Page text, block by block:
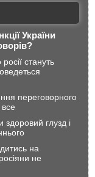
України
стануть
переговорного
глузд і
на
не